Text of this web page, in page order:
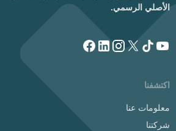
الأصلي الرسمي.
اكتشفنا
معلومات عنا
شركتنا